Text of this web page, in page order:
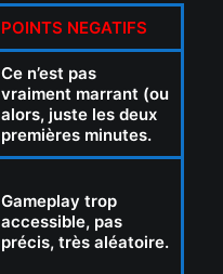
POINTS NEGATIFS
Ce n’est pas
vraiment marrant (ou
alors, juste les deux
premières minutes.
Gameplay trop
accessible, pas
précis, très aléatoire.